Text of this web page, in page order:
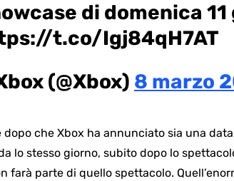
di domenica
t.co/Igj84qH7AT
(@Xbox) 8 marzo
dopo che Xbox ha annunciato sia una
lo stesso giorno, subito dopo lo
farà parte di quello spettacolo.